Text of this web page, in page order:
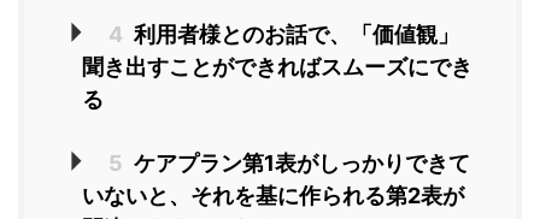
4 利用者様とのお話で、「価値観」
聞き出すことができればスムーズにでき
る
5 ケアプラン第1表がしっかりできて
いないと、それを基に作られる第2表が